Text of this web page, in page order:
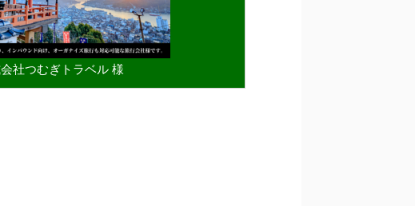
社つむぎトラベル 様